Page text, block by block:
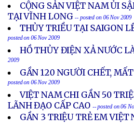
CỘNG SẢN VIỆT NAM ỦI
TẠI VĨNH LONG -- posted on 06 Nov 2009
THỦY TRIỀU TẠI SAIGON
posted on 06 Nov 2009
HỒ THỦY ĐIỆN XẢ NƯỚC
2009
GẦN 120 NGƯỜI CHẾT,
posted on 06 Nov 2009
VIỆT NAM CHI GẦN 50
LÃNH ĐẠO CẤP CAO -- posted on 06
GẦN 3 TRIỆU TRẺ EM VIỆT